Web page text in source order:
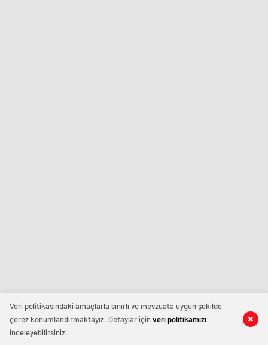
Veri politikasındaki amaçlarla sınırlı ve mevzuata uygun şekilde
çerez konumlandırmaktayız. Detaylar içinveri politikamızı
inceleyebilirsiniz.